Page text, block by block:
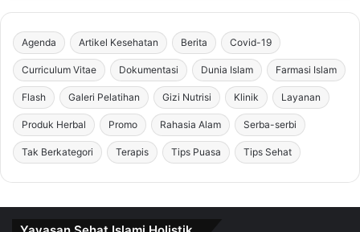
Agenda Artikel Kesehatan Berita Covid-19
Curriculum Vitae Dokumentasi Dunia Islam Farmasi Islam
Flash Galeri Pelatihan Gizi Nutrisi Klinik Layanan
Produk Herbal Promo Rahasia Alam Serba-serbi
Tak Berkategori Terapis Tips Puasa Tips Sehat